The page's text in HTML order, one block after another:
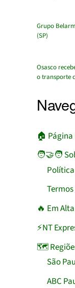
Grupo
(SP)
Osasco
o transporte
🏠︎
🧑‍🤝‍🧑
🔥 Em Alta
⚡NT
🗺️
São
ABC